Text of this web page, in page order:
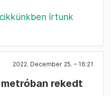
írtunk
2022. December 25. – 16:21
rekedt